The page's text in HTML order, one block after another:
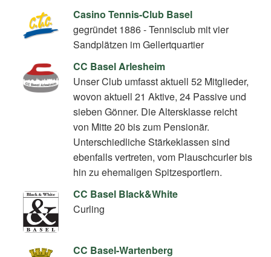
Casino Tennis-Club Basel
gegründet 1886 - Tennisclub mit vier
Sandplätzen im Gellertquartier
CC Basel Arlesheim
Unser Club umfasst aktuell 52 Mitglieder,
wovon aktuell 21 Aktive, 24 Passive und
sieben Gönner. Die Altersklasse reicht
von Mitte 20 bis zum Pensionär.
Unterschiedliche Stärkeklassen sind
ebenfalls vertreten, vom Plauschcurler bis
hin zu ehemaligen Spitzesportlern.
CC Basel Black&White
Curling
CC Basel-Wartenberg